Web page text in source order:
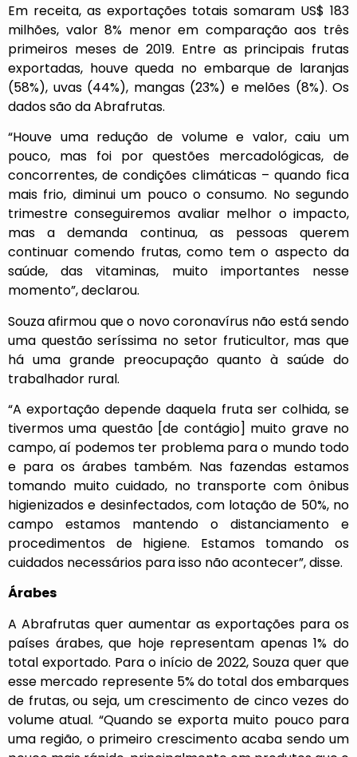
Em receita, as exportações totais somaram US$ 183
milhões, valor 8% menor em comparação aos três
primeiros meses de 2019. Entre as principais frutas
exportadas, houve queda no embarque de laranjas
(58%), uvas (44%), mangas (23%) e melões (8%). Os
dados são da Abrafrutas.
“Houve uma redução de volume e valor, caiu um
pouco, mas foi por questões mercadológicas, de
concorrentes, de condições climáticas – quando fica
mais frio, diminui um pouco o consumo. No segundo
trimestre conseguiremos avaliar melhor o impacto,
mas a demanda continua, as pessoas querem
continuar comendo frutas, como tem o aspecto da
saúde, das vitaminas, muito importantes nesse
momento”, declarou.
Souza afirmou que o novo coronavírus não está sendo
uma questão seríssima no setor fruticultor, mas que
há uma grande preocupação quanto à saúde do
trabalhador rural.
“A exportação depende daquela fruta ser colhida, se
tivermos uma questão [de contágio] muito grave no
campo, aí podemos ter problema para o mundo todo
e para os árabes também. Nas fazendas estamos
tomando muito cuidado, no transporte com ônibus
higienizados e desinfectados, com lotação de 50%, no
campo estamos mantendo o distanciamento e
procedimentos de higiene. Estamos tomando os
cuidados necessários para isso não acontecer”, disse.
Árabes
A Abrafrutas quer aumentar as exportações para os
países árabes, que hoje representam apenas 1% do
total exportado. Para o início de 2022, Souza quer que
esse mercado represente 5% do total dos embarques
de frutas, ou seja, um crescimento de cinco vezes do
volume atual. “Quando se exporta muito pouco para
uma região, o primeiro crescimento acaba sendo um